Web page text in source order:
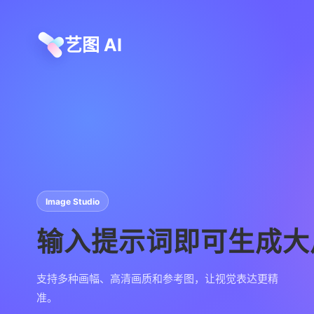
艺图 AI
Image Studio
输入提示词即可生成
支持多种画幅、高清画质和参考图，让视觉表达更精
准。